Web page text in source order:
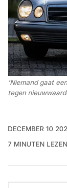
'Niemand gaat
tegen
DECEMBER 10
7 MINUTEN LEZEN